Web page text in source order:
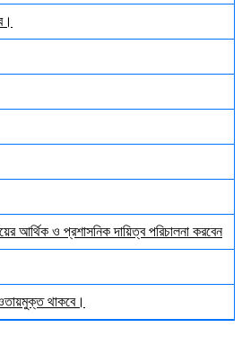
আর্থিক ও প্রশাসনিক দায়িত্ব পরিচালনা করবেন
থাকবে।